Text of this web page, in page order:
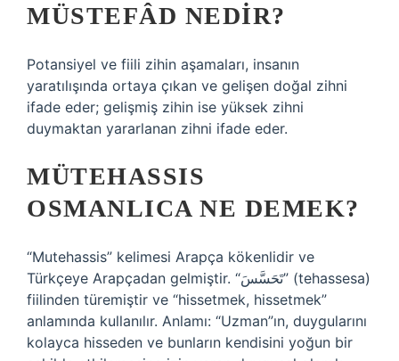
MÜSTEFÂD NEDIR?
Potansiyel ve fiili zihin aşamaları, insanın
yaratılışında ortaya çıkan ve gelişen doğal zihni
ifade eder; gelişmiş zihin ise yüksek zihni
duymaktan yararlanan zihni ifade eder.
MÜTEHASSIS
OSMANLICA NE DEMEK?
“Mutehassis” kelimesi Arapça kökenlidir ve
Türkçeye Arapçadan gelmiştir. “تَحَسَّسَ” (tehassesa)
fiilinden türemiştir ve “hissetmek, hissetmek”
anlamında kullanılır. Anlamı: “Uzman”ın, duygularını
kolayca hisseden ve bunların kendisini yoğun bir